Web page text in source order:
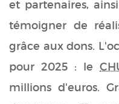
et partenaires,
témoigner de
grâce aux dons.
pour 2025 : le
millions d'euros.